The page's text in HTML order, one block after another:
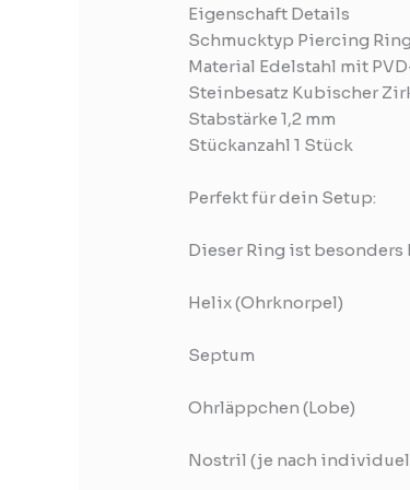
Eigenschaft Details
Schmucktyp Piercing
Material Edelstahl mit
Steinbesatz Kubischer
Stabstärke 1,2 mm
Stückanzahl 1 Stück
Perfekt für dein Setup:
Dieser Ring ist
Helix (Ohrknorpel)
Septum
Ohrläppchen (Lobe)
Nostril (je nach